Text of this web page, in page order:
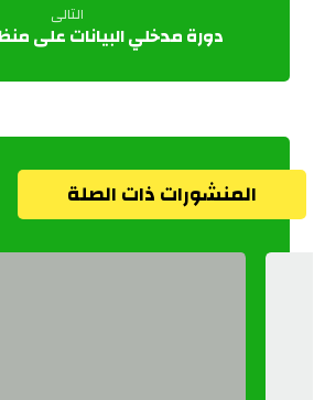
التالى
دورة مدخلي البيانات على
المنشورات ذات الصلة